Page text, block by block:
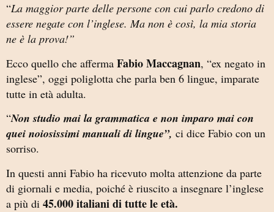
“La maggior parte delle persone con cui parlo credono di
essere negate con l’inglese. Ma non è così, la mia storia
ne è la prova!”
Ecco quello che afferma Fabio Maccagnan, “ex negato in
inglese”, oggi poliglotta che parla ben 6 lingue, imparate
tutte in età adulta.
“Non studio mai la grammatica e non imparo mai con
quei noiosissimi manuali di lingue”, ci dice Fabio con un
sorriso.
In questi anni Fabio ha ricevuto molta attenzione da parte
di giornali e media, poiché è riuscito a insegnare l’inglese
a più di 45.000 italiani di tutte le età.